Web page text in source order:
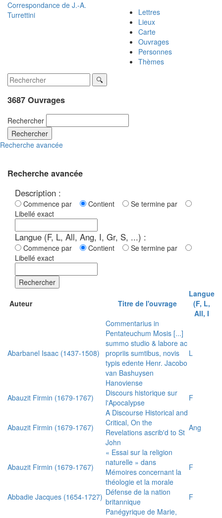
Correspondance de J.-A.
Turrettini
Lettres
Lieux
Carte
Ouvrages
Personnes
Thèmes
3687 Ouvrages
Rechercher
Rechercher
Recherche avancée
Recherche avancée
Description :
Commence par Contient
Se termine par
Libellé exact
Langue (F, L, All, Ang, I, Gr, S, ...) :
Commence par Contient
Se termine par
Libellé exact
Rechercher
Auteur Titre de l'ouvrage
Langue
(F, L,
All, I
Abarbanel Isaac (1437-1508)
Commentarius in
Pentateuchum Mosis [...]
summo studio & labore ac
propriis sumtibus, novis
typis edente Henr. Jacobo
van Bashuysen
Hanoviense
L
Abauzit Firmin (1679-1767)
Discours historique sur
l'Apocalypse
F
Abauzit Firmin (1679-1767)
A Discourse Historical and
Critical, On the
Revelations ascrib'd to St
John
Ang
Abauzit Firmin (1679-1767)
« Essai sur la religion
naturelle » dans
Mémoires concernant la
théologie et la morale
F
Abbadie Jacques (1654-1727) Défense de la nation
britannique
F
Panégyrique de Marie,